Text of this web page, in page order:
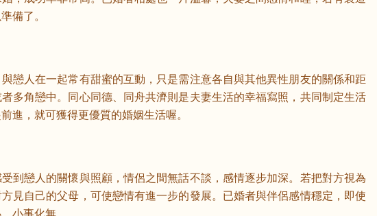
備了。
戀人在一起常有甜蜜的互動，只是需注意各自與其他異性朋友的關係和距
多角戀中。同心同德、同舟共濟則是夫妻生活的幸福寫照，共同制定生活
進，就可獲得更優質的婚姻生活喔。
到戀人的關懷與照顧，情侶之間無話不談，感情逐步加深。若把對方視為
見自己的父母，可使戀情有進一步的發展。已婚者與伴侶感情穩定，即使
小事化無。
鼠 牛 虎